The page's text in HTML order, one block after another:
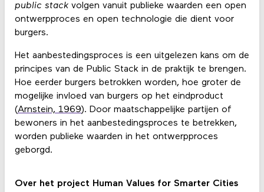
public stack volgen vanuit publieke waarden een open
ontwerpproces en open technologie die dient voor
burgers.
Het aanbestedingsproces is een uitgelezen kans om de
principes van de Public Stack in de praktijk te brengen.
Hoe eerder burgers betrokken worden, hoe groter de
mogelijke invloed van burgers op het eindproduct
(Arnstein, 1969). Door maatschappelijke partijen of
bewoners in het aanbestedingsproces te betrekken,
worden publieke waarden in het ontwerpproces
geborgd.
Over het project Human Values for Smarter Cities